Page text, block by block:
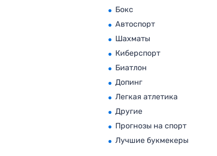
Бокс
Автоспорт
Шахматы
Киберспорт
Биатлон
Допинг
Легкая атлетика
Другие
Прогнозы на спорт
Лучшие букмекеры